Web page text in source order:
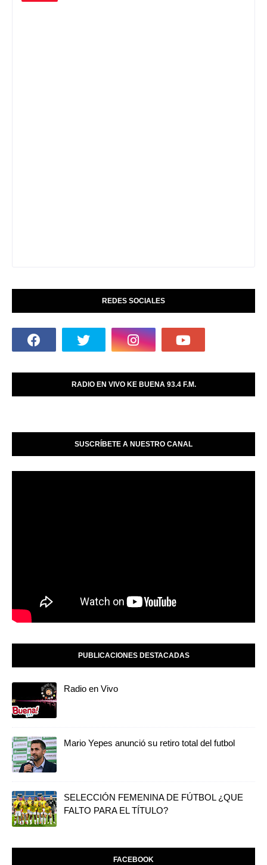
REDES SOCIALES
RADIO EN VIVO KE BUENA 93.4 F.M.
SUSCRÍBETE A NUESTRO CANAL
PUBLICACIONES DESTACADAS
Radio en Vivo
Mario Yepes anunció su retiro total del futbol
SELECCIÓN FEMENINA DE FÚTBOL ¿QUE
FALTO PARA EL TÍTULO?
FACEBOOK